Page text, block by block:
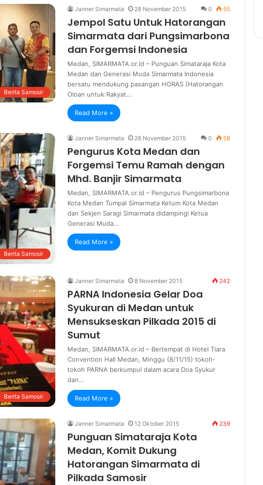
Berita Samosir
Janner Simarmata 28 November 2015 0 55
Jempol Satu Untuk Hatorangan
Simarmata dari Pungsimarbona
dan Forgemsi Indonesia
Medan, SIMARMATA.or.id – Punguan Simataraja Kota
Medan dan Generasi Muda Simarmata Indonesia
bersatu mendukung pasangan HORAS (Hatorangan
Oloan untuk Rakyat…
Read More »
Berita Samosir
Janner Simarmata 28 November 2015 0 58
Pengurus Kota Medan dan
Forgemsi Temu Ramah dengan
Mhd. Banjir Simarmata
Medan, SIMARMATA.or.id – Pengurus Pungsimarbona
Kota Medan Tumpal Simarmata Ketum Kota Medan
dan Sekjen Saragi Simarmata didampingi Ketua
Generasi Muda…
Read More »
Berita Samosir
Janner Simarmata 8 November 2015 242
PARNA Indonesia Gelar Doa
Syukuran di Medan untuk
Mensukseskan Pilkada 2015 di
Sumut
Medan, SIMARMATA.or.id – Bertempat di Hotel Tiara
Convention Hall Medan, Minggu (8/11/15) tokoh-
tokoh PARNA berkumpul dalam acara Doa Syukur
dan…
Read More »
Janner Simarmata 12 Oktober 2015 239
Punguan Simataraja Kota
Medan, Komit Dukung
Hatorangan Simarmata di
Pilkada Samosir